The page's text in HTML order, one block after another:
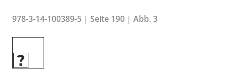
978-3-14-100389-5 | Seite 190 | Abb. 3